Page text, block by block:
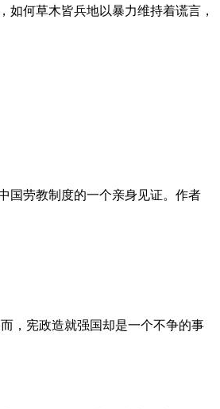
何草木皆兵地以暴力维持着谎言，
国劳教制度的一个亲身见证。作者
，宪政造就强国却是一个不争的事